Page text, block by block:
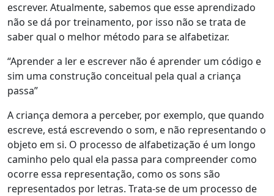
escrever. Atualmente, sabemos que esse aprendizado
não se dá por treinamento, por isso não se trata de
saber qual o melhor método para se alfabetizar.
“Aprender a ler e escrever não é aprender um código e
sim uma construção conceitual pela qual a criança
passa”
A criança demora a perceber, por exemplo, que quando
escreve, está escrevendo o som, e não representando o
objeto em si. O processo de alfabetização é um longo
caminho pelo qual ela passa para compreender como
ocorre essa representação, como os sons são
representados por letras. Trata-se de um processo de